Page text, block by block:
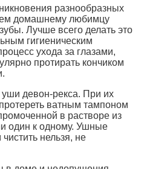
разнообразных
домашнему любимцу
Лучше всего делать это
гигиеническим
ухода за глазами,
протирать кончиком
девон-рекса. При их
ватным тампоном
в растворе из
один к одному. Ушные
нельзя, не